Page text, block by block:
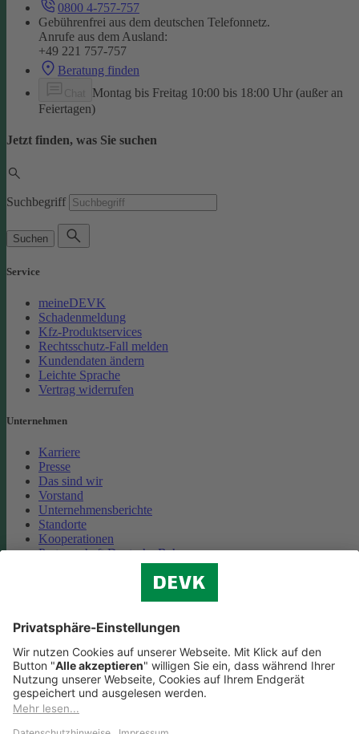
0800 4-757-757
Gebührenfrei aus dem deutschen Telefonnetz.
Anrufe aus dem Ausland:
+49 221 757-757
Beratung finden
Montag bis Freitag 10:00 bis 18:00 Uhr (außer an
Feiertagen)
Jetzt finden, was Sie suchen
Suchbegriff
Suchen
Service
meineDEVK
Schadenmeldung
Kfz-Produktservices
Rechtsschutz-Fall melden
Kundendaten ändern
Leichte Sprache
Vertrag widerrufen
Unternehmen
Karriere
Presse
Das sind wir
Vorstand
Unternehmensberichte
Standorte
Kooperationen
Partnerschaft Deutsche Bahn
Cookie-Einstellungen
Datenschutz
Impressum
Streitbeilegung